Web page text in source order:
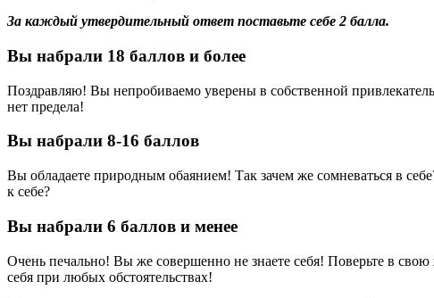
За каждый утвердительный ответ поставьте себе 2 балла.
Вы набрали 18 баллов и более
Поздравляю! Вы непробиваемо уверены в собственной
нет предела!
Вы набрали 8-16 баллов
Вы обладаете природным обаянием! Так зачем же сомневаться в
к себе?
Вы набрали 6 баллов и менее
Очень печально! Вы же совершенно не знаете себя! Поверьте в
себя при любых обстоятельствах!